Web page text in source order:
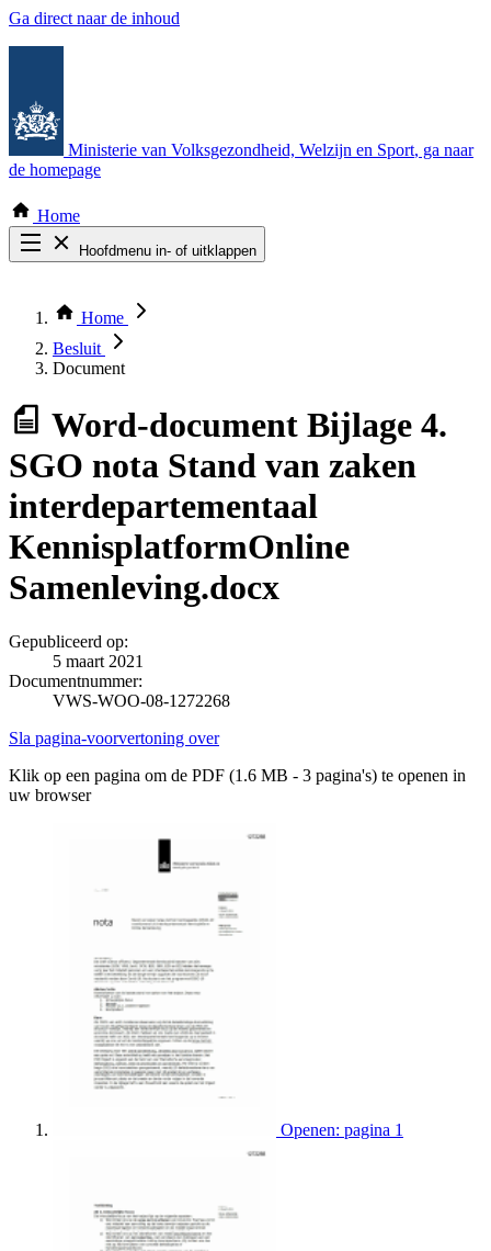
Ga direct naar de inhoud
Ministerie van Volksgezondheid, Welzijn en Sport, ga naar
de homepage
Home
Hoofdmenu in- of uitklappen
Thema COVID-19
Bekijk per bestuursorgaan
Home
Besluit
Document
Word-document Bijlage 4.
SGO nota Stand van zaken
interdepartementaal
KennisplatformOnline
Samenleving.docx
Gepubliceerd op:
5 maart 2021
Documentnummer:
VWS-WOO-08-1272268
Sla pagina-voorvertoning over
Klik op een pagina om de PDF (1.6 MB - 3 pagina's) te openen in
uw browser
Openen: pagina 1